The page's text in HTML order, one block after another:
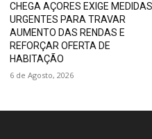
CHEGA AÇORES EXIGE MEDIDAS
URGENTES PARA TRAVAR
AUMENTO DAS RENDAS E
REFORÇAR OFERTA DE
HABITAÇÃO
6 de Agosto, 2026